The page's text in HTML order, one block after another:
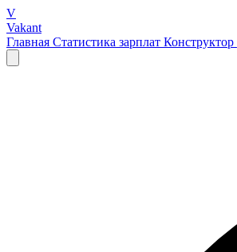
V
Vakant
Главная Статистика зарплат